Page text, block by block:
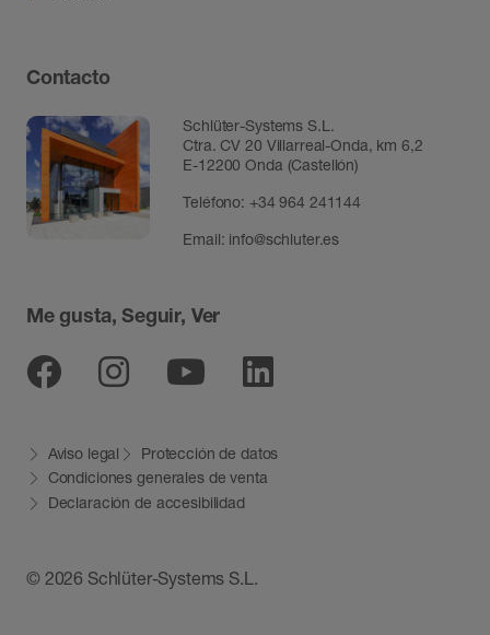
Contacto
Schlüter-Systems S.L.
Ctra. CV 20 Villarreal-Onda, km 6,2
E-12200 Onda (Castellón)
Teléfono: +34 964 241144
Email: info@schluter.es
Me gusta, Seguir, Ver
Facebook
Instagram
YoutubeLinkedin
© 2026 Schlüter-Systems S.L.
Aviso legal
Protección de datos
Condiciones generales de venta
Declaración de accesibilidad